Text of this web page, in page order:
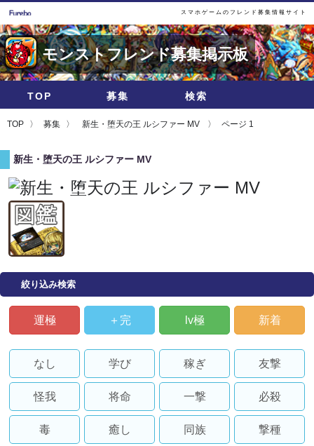
スマホゲームのフレンド募集情報サイト
モンストフレンド募集掲示板
TOP 募集 検索
TOP 募集 新生・堕天の王 ルシファー MV ページ 1
新生・堕天の王 ルシファー MV
絞り込み検索
運極 ＋完 lv極 新着
なし 学び 稼ぎ 友撃
怪我 将命 一撃 必殺
毒 癒し 同族 撃種